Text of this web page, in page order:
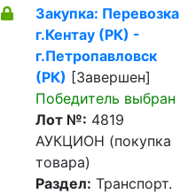
Закупка: Перевозка
г.Кентау (РК) -
г.Петропавловск
(РК) [Завершен]
Победитель выбран
Лот №: 4819
АУКЦИОН (покупка
товара)
Раздел: Транспорт.